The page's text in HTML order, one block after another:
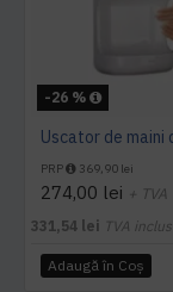
-26 %
PRP 369,90 lei
274,00 lei + TVA
331,54 lei TVA inclus
Adaugă în Coş